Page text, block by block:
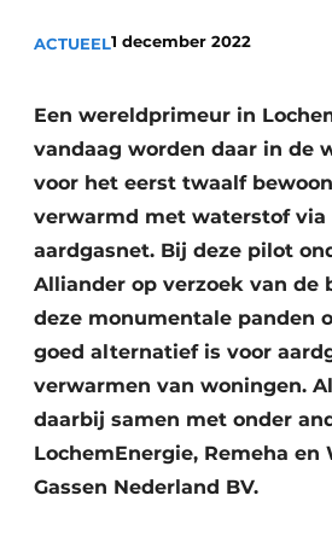
Binnenklimaat
Ventilatie
ACTUEEL1 december 2022
Een wereldprimeur in
vandaag worden daar in de
voor het eerst twaalf
verwarmd met waterstof via
aardgasnet. Bij deze pilot
Alliander op verzoek van de
deze monumentale panden
goed alternatief is voor
verwarmen van woningen.
daarbij samen met onder
LochemEnergie, Remeha en
Gassen Nederland BV.